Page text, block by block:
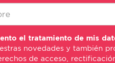
el tratamiento de mis
novedades y también
de acceso,